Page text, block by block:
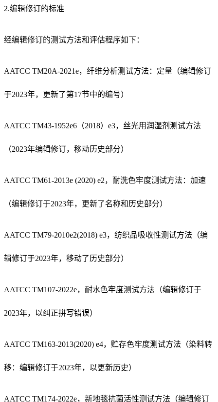
2.编辑修订的标准
经编辑修订的测试方法和评估程序如下：
AATCC TM20A-2021e，纤维分析测试方法：定量（编辑修订
于2023年，更新了第17节中的编号）
AATCC TM43-1952e6（2018）e3，丝光用润湿剂测试方法
（2023年编辑修订，移动历史部分）
AATCC TM61-2013e (2020) e2，耐洗色牢度测试方法：加速
（编辑修订于2023年，更新了名称和历史部分）
AATCC TM79-2010e2(2018) e3，纺织品吸收性测试方法（编
辑修订于2023年，移动了历史部分）
AATCC TM107-2022e，耐水色牢度测试方法（编辑修订于
2023年，以纠正拼写错误）
AATCC TM163-2013(2020) e4，贮存色牢度测试方法（染料转
移：编辑修订于2023年，以更新历史）
AATCC TM174-2022e，新地毯抗菌活性测试方法（编辑修订